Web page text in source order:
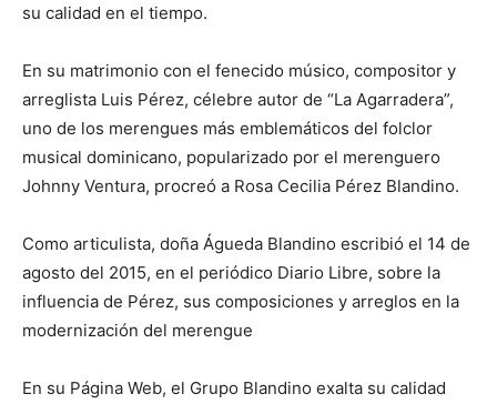
su calidad en el tiempo.
En su matrimonio con el fenecido músico, compositor y
arreglista Luis Pérez, célebre autor de “La Agarradera”,
uno de los merengues más emblemáticos del folclor
musical dominicano, popularizado por el merenguero
Johnny Ventura, procreó a Rosa Cecilia Pérez Blandino.
Como articulista, doña Águeda Blandino escribió el 14 de
agosto del 2015, en el periódico Diario Libre, sobre la
influencia de Pérez, sus composiciones y arreglos en la
modernización del merengue
En su Página Web, el Grupo Blandino exalta su calidad